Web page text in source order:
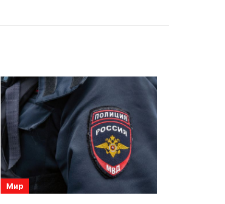
Мир